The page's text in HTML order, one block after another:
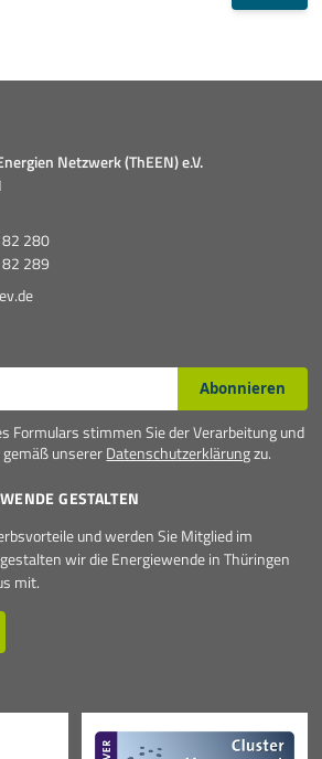
Netzwerk (ThEEN) e.V.
280
289
Abonnieren
Formulars stimmen Sie der Verarbeitung und
unsererDatenschutzerklärungzu.
GESTALTEN
und werden Sie Mitglied im
wir die Energiewende in Thüringen
mit.